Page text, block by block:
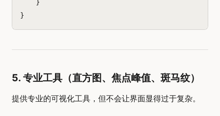
}
}
5. 专业工具（直方图、焦点峰值、斑马纹）
提供专业的可视化工具，但不会让界面显得过于复杂。